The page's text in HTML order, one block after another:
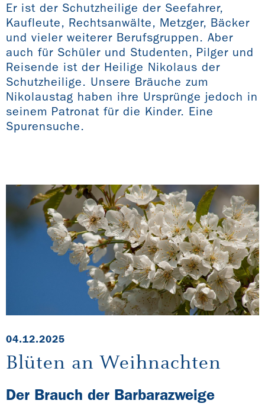
Er ist der Schutzheilige der Seefahrer,
Kaufleute, Rechtsanwälte, Metzger, Bäcker
und vieler weiterer Berufsgruppen. Aber
auch für Schüler und Studenten, Pilger und
Reisende ist der Heilige Nikolaus der
Schutzheilige. Unsere Bräuche zum
Nikolaustag haben ihre Ursprünge jedoch in
seinem Patronat für die Kinder. Eine
Spurensuche.
04.12.2025
Blüten an Weihnachten
Der Brauch der Barbarazweige